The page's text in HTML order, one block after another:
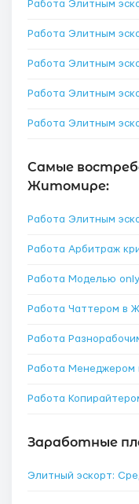
Работа Элитным
Работа Элитным
Работа Элитным
Работа Элитным
Работа Элитным
Самые
Житомире:
Работа Элитным
Работа Арбитраж
Работа Моделью
Работа Чаттером в
Работа
Работа Менеджером
Работа
Заработные
Элитный эскорт: